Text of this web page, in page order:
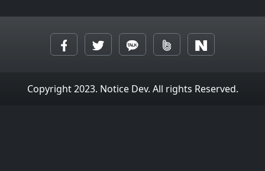
Copyright 2023. Notice Dev. All rights Reserved.